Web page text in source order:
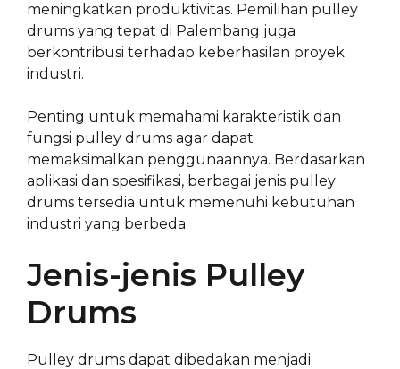
meningkatkan produktivitas. Pemilihan pulley
drums yang tepat di Palembang juga
berkontribusi terhadap keberhasilan proyek
industri.
Penting untuk memahami karakteristik dan
fungsi pulley drums agar dapat
memaksimalkan penggunaannya. Berdasarkan
aplikasi dan spesifikasi, berbagai jenis pulley
drums tersedia untuk memenuhi kebutuhan
industri yang berbeda.
Jenis-jenis Pulley
Drums
Pulley drums dapat dibedakan menjadi